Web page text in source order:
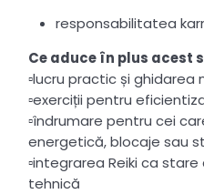
responsabilitatea
Ce aduce în plus acest
▫️lucru practic și ghidarea
▫️exerciții pentru
▫️îndrumare pentru cei
energetică, blocaje sau
▫️integrarea Reiki ca
tehnică